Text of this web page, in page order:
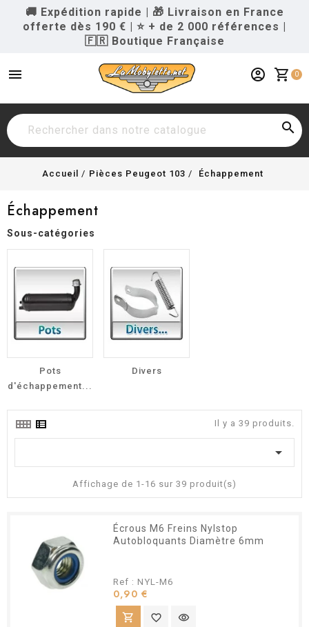
🚚 Expédition rapide | 🎁 Livraison en France
offerte dès 190 € | ⭐ + de 2 000 références |
🇫🇷 Boutique Française
menu shopping_cart 0
account_circle

Accueil Pièces Peugeot 103 Échappement
Échappement
Sous-catégories
Pots
d'échappement...
Divers
Il y a 39 produits.

Affichage de 1-16 sur 39 produit(s)
Écrous M6 Freins Nylstop
Autobloquants Diamètre 6mm
Ref : NYL-M6
0,90 €
shopping_cart favorite_border visibility